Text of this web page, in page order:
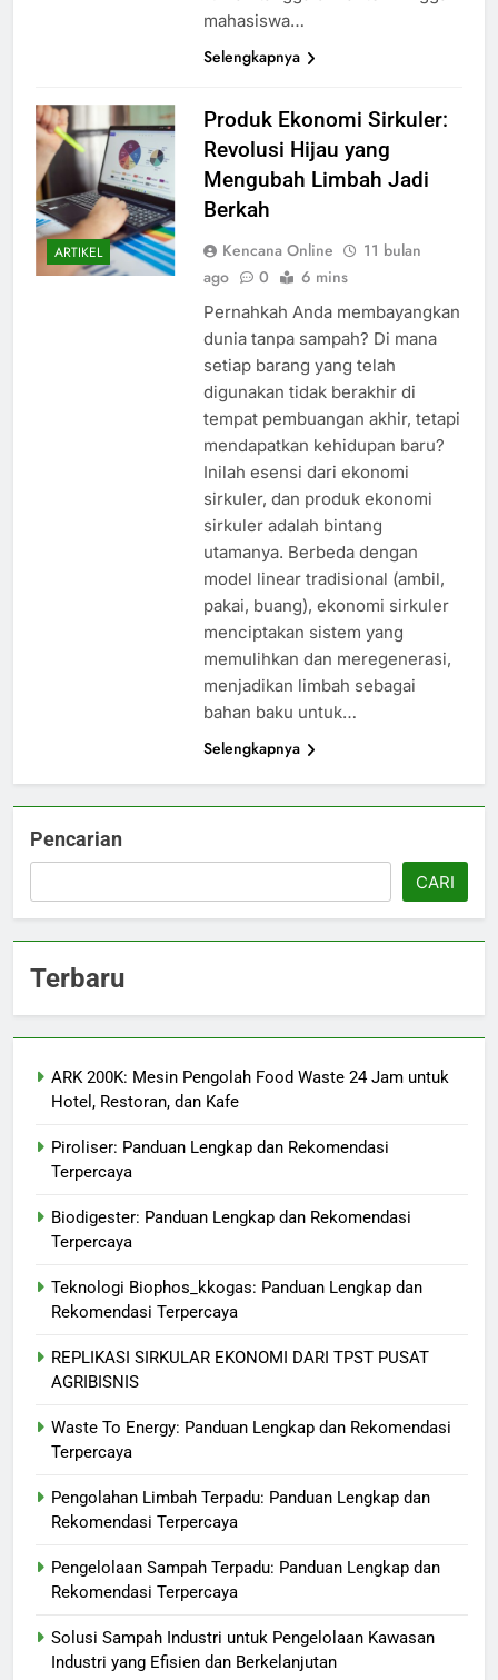
mahasiswa…
Selengkapnya
ARTIKEL
Produk Ekonomi Sirkuler:
Revolusi Hijau yang
Mengubah Limbah Jadi
Berkah
Kencana Online
11 bulan
ago
0 6 mins
Pernahkah Anda membayangkan
dunia tanpa sampah? Di mana
setiap barang yang telah
digunakan tidak berakhir di
tempat pembuangan akhir, tetapi
mendapatkan kehidupan baru?
Inilah esensi dari ekonomi
sirkuler, dan produk ekonomi
sirkuler adalah bintang
utamanya. Berbeda dengan
model linear tradisional (ambil,
pakai, buang), ekonomi sirkuler
menciptakan sistem yang
memulihkan dan meregenerasi,
menjadikan limbah sebagai
bahan baku untuk…
Selengkapnya
Pencarian
CARI
Terbaru
ARK 200K: Mesin Pengolah Food Waste 24 Jam untuk
Hotel, Restoran, dan Kafe
Piroliser: Panduan Lengkap dan Rekomendasi
Terpercaya
Biodigester: Panduan Lengkap dan Rekomendasi
Terpercaya
Teknologi Biophos_kkogas: Panduan Lengkap dan
Rekomendasi Terpercaya
REPLIKASI SIRKULAR EKONOMI DARI TPST PUSAT
AGRIBISNIS
Waste To Energy: Panduan Lengkap dan Rekomendasi
Terpercaya
Pengolahan Limbah Terpadu: Panduan Lengkap dan
Rekomendasi Terpercaya
Pengelolaan Sampah Terpadu: Panduan Lengkap dan
Rekomendasi Terpercaya
Solusi Sampah Industri untuk Pengelolaan Kawasan
Industri yang Efisien dan Berkelanjutan